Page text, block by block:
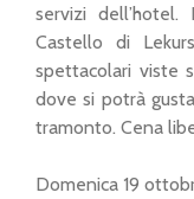
servizi
Castello di
spettacolari viste
dove si potrà
tramonto. Cena
Domenica 19